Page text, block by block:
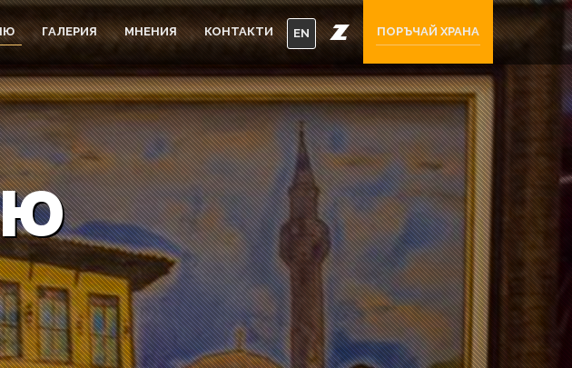
ГАЛЕРИЯ МНЕНИЯ КОНТАКТИ EN ПОРЪЧАЙ ХРАНА